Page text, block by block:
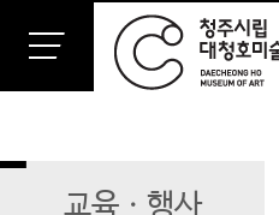
교육ㆍ행사